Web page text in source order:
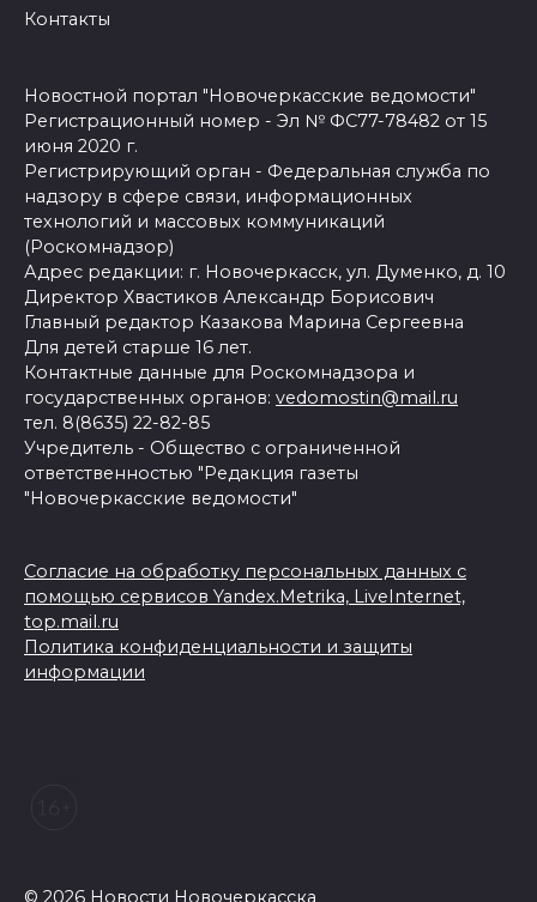
Контакты
Новостной портал "Новочеркасские ведомости"
Регистрационный номер - Эл № ФС77-78482 от 15
июня 2020 г.
Регистрирующий орган - Федеральная служба по
надзору в сфере связи, информационных
технологий и массовых коммуникаций
(Роскомнадзор)
Адрес редакции: г. Новочеркасск, ул. Думенко, д. 10
Директор Хвастиков Александр Борисович
Главный редактор Казакова Марина Сергеевна
Для детей старше 16 лет.
Контактные данные для Роскомнадзора и
государственных органов: vedomostin@mail.ru
тел. 8(8635) 22-82-85
Учредитель - Общество с ограниченной
ответственностью "Редакция газеты
"Новочеркасские ведомости"
Согласие на обработку персональных данных с
помощью сервисов Yandex.Metrika, LiveInternet,
top.mail.ru
Политика конфиденциальности и защиты
информации
© 2026 Новости Новочеркасска